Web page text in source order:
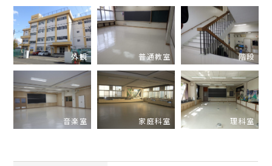
外観 普通教室 階段
音楽室 家庭科室 理科室